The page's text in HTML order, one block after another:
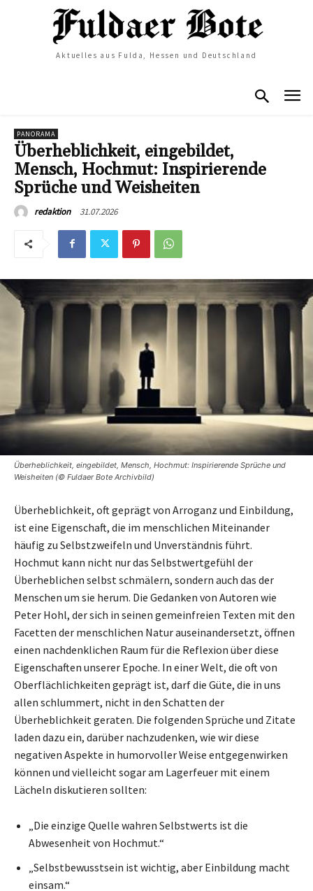
Aktuelles aus Fulda, Hessen und Deutschland
PANORAMA
Überheblichkeit, eingebildet,
Mensch, Hochmut: Inspirierende
Sprüche und Weisheiten
redaktion 31.07.2026
Überheblichkeit, eingebildet, Mensch, Hochmut: Inspirierende Sprüche und
Weisheiten (© Fuldaer Bote Archivbild)
Überheblichkeit, oft geprägt von Arroganz und Einbildung,
ist eine Eigenschaft, die im menschlichen Miteinander
häufig zu Selbstzweifeln und Unverständnis führt.
Hochmut kann nicht nur das Selbstwertgefühl der
Überheblichen selbst schmälern, sondern auch das der
Menschen um sie herum. Die Gedanken von Autoren wie
Peter Hohl, der sich in seinen gemeinfreien Texten mit den
Facetten der menschlichen Natur auseinandersetzt, öffnen
einen nachdenklichen Raum für die Reflexion über diese
Eigenschaften unserer Epoche. In einer Welt, die oft von
Oberflächlichkeiten geprägt ist, darf die Güte, die in uns
allen schlummert, nicht in den Schatten der
Überheblichkeit geraten. Die folgenden Sprüche und Zitate
laden dazu ein, darüber nachzudenken, wie wir diese
negativen Aspekte in humorvoller Weise entgegenwirken
können und vielleicht sogar am Lagerfeuer mit einem
Lächeln diskutieren sollten:
„Die einzige Quelle wahren Selbstwerts ist die
Abwesenheit von Hochmut.“
„Selbstbewusstsein ist wichtig, aber Einbildung macht
einsam.“